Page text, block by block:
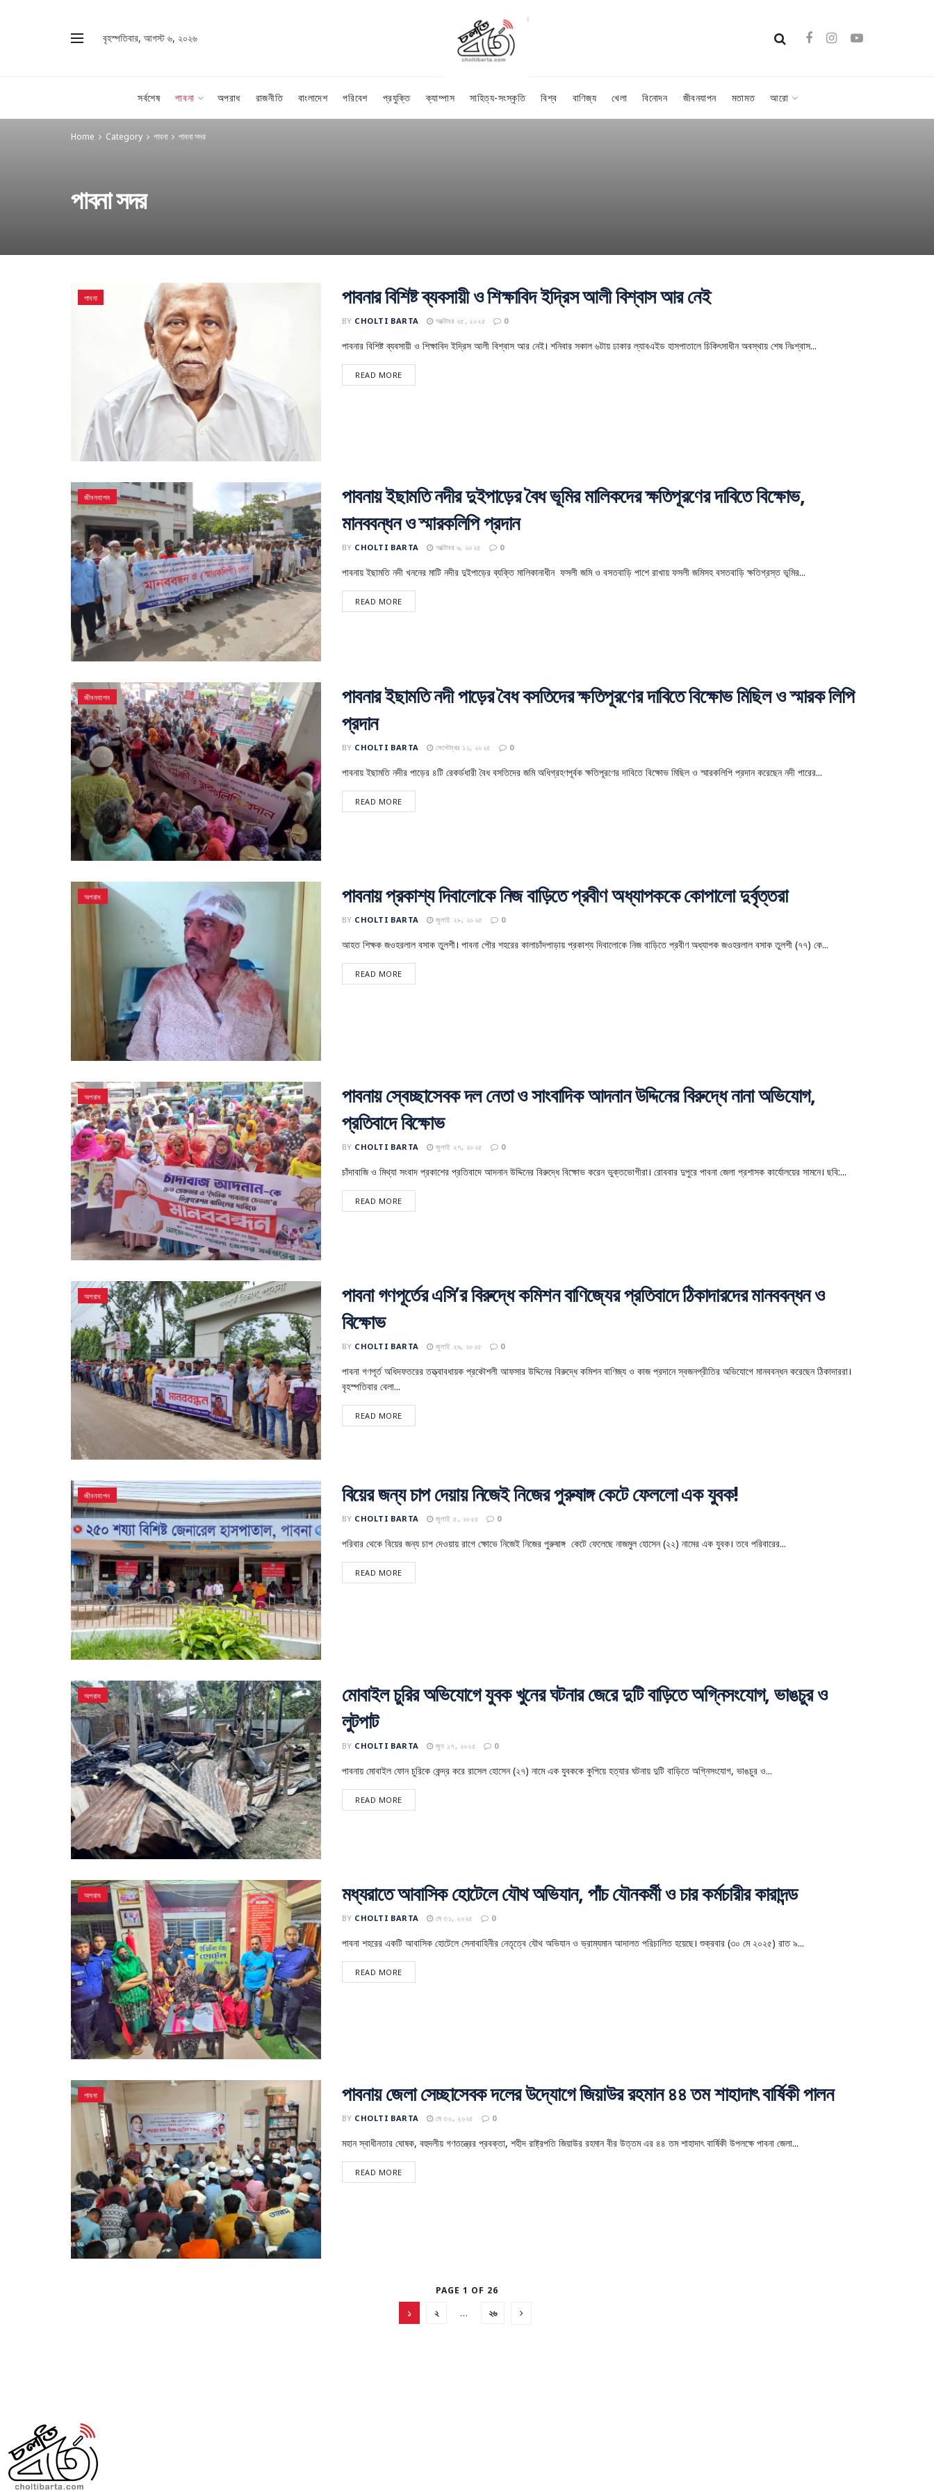
বৃহস্পতিবার, আগস্ট ৬, ২০২৬
সর্বশেষ পাবনা অপরাধ রাজনীতি বাংলাদেশ পরিবেশ প্রযুক্তি ক্যাম্পাস সাহিত্য-সংস্কৃতি বিশ্ব বাণিজ্য খেলা বিনোদন জীবনযাপন মতামত আরো
Home Category পাবনা পাবনা সদর
পাবনা সদর
পাবনা পাবনার বিশিষ্ট ব্যবসায়ী ও শিক্ষাবিদ ইদ্রিস আলী বিশ্বাস আর নেই
BY CHOLTI BARTA অক্টোবর ২৫, ২০২৫ 0
পাবনার বিশিষ্ট ব্যবসায়ী ও শিক্ষাবিদ ইদ্রিস আলী বিশ্বাস আর নেই। শনিবার সকাল ৬টায় ঢাকার ল্যাবএইড হাসপাতালে চিকিৎসাধীন অবস্থায় শেষ নিঃশ্বাস...
READ MORE
জীবনযাপন
পাবনায় ইছামতি নদীর দুইপাড়ের বৈধ ভূমির মালিকদের ক্ষতিপূরণের দাবিতে বিক্ষোভ,
মানববন্ধন ও স্মারকলিপি প্রদান
BY CHOLTI BARTA অক্টোবর ৬, ২০২৫ 0
পাবনায় ইছামতি নদী খননের মাটি নদীর দুইপাড়ের ব্যক্তি মালিকানাধীন ফসলী জমি ও বসতবাড়ি পাশে রাখায় ফসলী জমিসহ বসতবাড়ি ক্ষতিগ্রস্ত ভূমির...
READ MORE
জীবনযাপন
পাবনার ইছামতি নদী পাড়ের বৈধ বসতিদের ক্ষতিপূরণের দাবিতে বিক্ষোভ মিছিল ও স্মারক লিপি
প্রদান
BY CHOLTI BARTA সেপ্টেম্বর ১১, ২০২৫ 0
পাবনায় ইছামতি নদীর পাড়ের ৪টি রেকর্ডধারী বৈধ বসতিদের জমি অধিগ্রহণপূর্বক ক্ষতিপূরণের দাবিতে বিক্ষোভ মিছিল ও স্মারকলিপি প্রদান করেছেন নদী পারের...
READ MORE
অপরাধ পাবনায় প্রকাশ্য দিবালোকে নিজ বাড়িতে প্রবীণ অধ্যাপককে কোপালো দুর্বৃত্তরা
BY CHOLTI BARTA জুলাই ২৮, ২০২৫ 0
আহত শিক্ষক জওহরলাল বসাক তুলশী। পাবনা পৌর শহরের কালাচাঁদপাড়ায় প্রকাশ্য দিবালোকে নিজ বাড়িতে প্রবীণ অধ্যাপক জওহরলাল বসাক তুলশী (৭৭) কে...
READ MORE
অপরাধ
পাবনায় স্বেচ্ছাসেবক দল নেতা ও সাংবাদিক আদনান উদ্দিনের বিরুদ্ধে নানা অভিযোগ,
প্রতিবাদে বিক্ষোভ
BY CHOLTI BARTA জুলাই ২৭, ২০২৫ 0
চাঁদাবাজি ও মিথ্যা সংবাদ প্রকাশের প্রতিবাদে আদনান উদ্দিনের বিরুদ্ধে বিক্ষোভ করেন ভুক্তভোগীরা। রোববার দুপুরে পাবনা জেলা প্রশাসক কার্যােলয়ের সামনে। ছবি:...
READ MORE
অপরাধ
পাবনা গণপূর্তের এসি’র বিরুদ্ধে কমিশন বাণিজ্যের প্রতিবাদে ঠিকাদারদের মানববন্ধন ও
বিক্ষোভ
BY CHOLTI BARTA জুলাই ২৬, ২০২৫ 0
পাবনা গণপূর্ত অধিদফতরের তত্ত্বাবধায়ক প্রকৌশলী আফসার উদ্দিনের বিরুদ্ধে কমিশন বাণিজ্য ও কাজ প্রদানে স্বজনপ্রীতির অভিযোগে মানববন্ধন করেছেন ঠিকাদাররা।
বৃহস্পতিবার বেলা...
READ MORE
জীবনযাপন বিয়ের জন্য চাপ দেয়ায় নিজেই নিজের পুরুষাঙ্গ কেটে ফেললো এক যুবক!
BY CHOLTI BARTA জুলাই ৫, ২০২৫ 0
পরিবার থেকে বিয়ের জন্য চাপ দেওয়ায় রাগে ক্ষোভে নিজেই নিজের পুরুষাঙ্গ কেটে ফেলেছে নাজমুল হোসেন (২২) নামের এক যুবক। তবে পরিবারের...
READ MORE
অপরাধ
মোবাইল চুরির অভিযোগে যুবক খুনের ঘটনার জেরে দুটি বাড়িতে অগ্নিসংযোগ, ভাঙচুর ও
লুটপাট
BY CHOLTI BARTA জুন ১৭, ২০২৫ 0
পাবনায় মোবাইল ফোন চুরিকে কেন্দ্র করে রাসেল হোসেন (২৭) নামে এক যুবককে কুপিয়ে হত্যার ঘটনায় দুটি বাড়িতে অগ্নিসংযোগ, ভাঙচুর ও...
READ MORE
অপরাধ মধ্যরাতে আবাসিক হোটেলে যৌথ অভিযান, পাঁচ যৌনকর্মী ও চার কর্মচারীর কারাদন্ড
BY CHOLTI BARTA মে ৩১, ২০২৫ 0
পাবনা শহরের একটি আবাসিক হোটেলে সেনাবাহিনীর নেতৃত্বে যৌথ অভিযান ও ভ্রাম্যমান আদালত পরিচালিত হয়েছে। শুক্রবার (৩০ মে ২০২৫) রাত ৯...
READ MORE
পাবনা পাবনায় জেলা সেচ্ছাসেবক দলের উদ্যোগে জিয়াউর রহমান ৪৪ তম শাহাদাৎ বার্ষিকী পালন
BY CHOLTI BARTA মে ৩০, ২০২৫ 0
মহান স্বাধীনতার ঘোষক, বহুদলীয় গণতন্ত্রের প্রবক্তা, শহীদ রাষ্ট্রপতি জিয়াউর রহমান বীর উত্তম এর ৪৪ তম শাহাদাৎ বার্ষিকী উপলক্ষে পাবনা জেলা...
READ MORE
PAGE 1 OF 26
১ ২ … ২৬